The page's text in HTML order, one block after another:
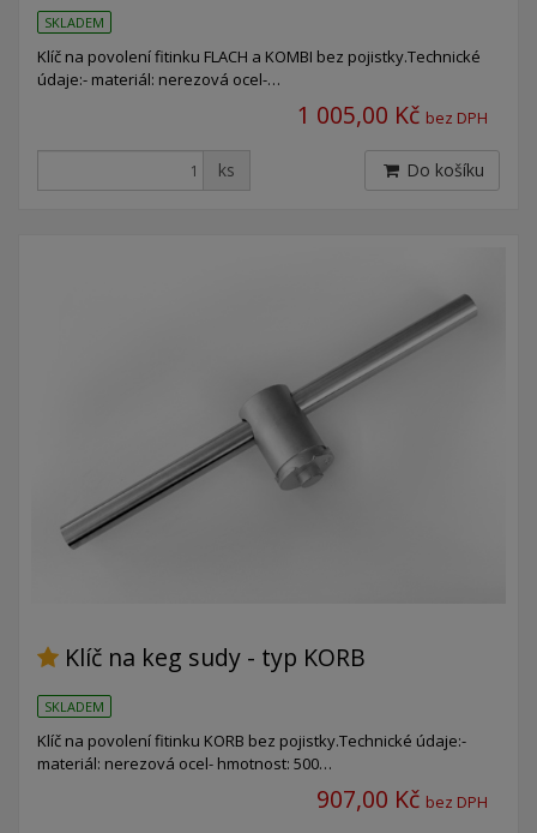
SKLADEM
Klíč na povolení fitinku FLACH a KOMBI bez pojistky.Technické
údaje:- materiál: nerezová ocel-…
1 005,00 Kč bez DPH
ks Do košíku
Klíč na keg sudy - typ KORB
SKLADEM
Klíč na povolení fitinku KORB bez pojistky.Technické údaje:-
materiál: nerezová ocel- hmotnost: 500…
907,00 Kč bez DPH